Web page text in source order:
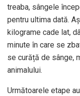
treaba, sângele
pentru ultima dată.
kilograme cade lat,
minute în care se
se curăță de sânge,
animalului.
Următoarele etape